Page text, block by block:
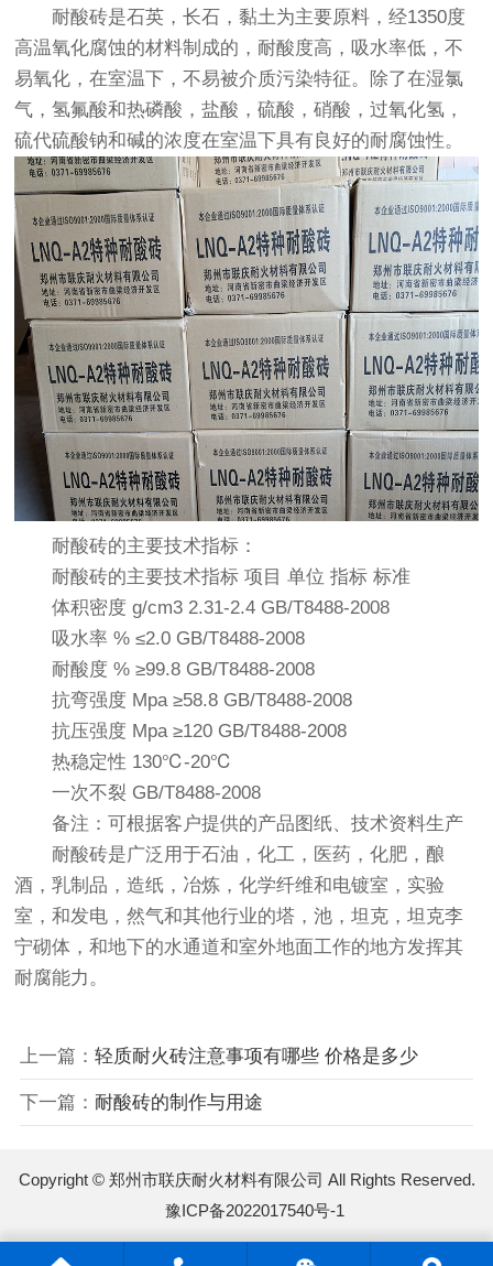
耐酸砖是石英，长石，黏土为主要原料，经1350度
高温氧化腐蚀的材料制成的，耐酸度高，吸水率低，不
易氧化，在室温下，不易被介质污染特征。除了在湿氯
气，氢氟酸和热磷酸，盐酸，硫酸，硝酸，过氧化氢，
硫代硫酸钠和碱的浓度在室温下具有良好的耐腐蚀性。
耐酸砖的主要技术指标：
耐酸砖的主要技术指标 项目 单位 指标 标准
体积密度 g/cm3 2.31-2.4 GB/T8488-2008
吸水率 % ≤2.0 GB/T8488-2008
耐酸度 % ≥99.8 GB/T8488-2008
抗弯强度 Mpa ≥58.8 GB/T8488-2008
抗压强度 Mpa ≥120 GB/T8488-2008
热稳定性 130℃-20℃
一次不裂 GB/T8488-2008
备注：可根据客户提供的产品图纸、技术资料生产
耐酸砖是广泛用于石油，化工，医药，化肥，酿
酒，乳制品，造纸，冶炼，化学纤维和电镀室，实验
室，和发电，然气和其他行业的塔，池，坦克，坦克李
宁砌体，和地下的水通道和室外地面工作的地方发挥其
耐腐能力。
上一篇： 轻质耐火砖注意事项有哪些 价格是多少
下一篇： 耐酸砖的制作与用途
Copyright © 郑州市联庆耐火材料有限公司 All Rights Reserved.
豫ICP备2022017540号-1